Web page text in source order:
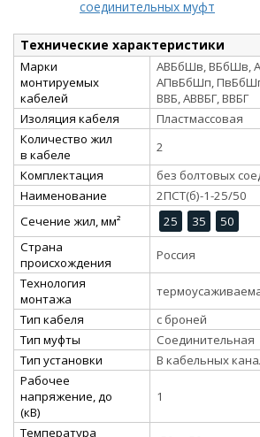
соединительных муфт
Технические характеристики
Марки
монтируемых
кабелей
АВБбШв, ВБбШв,
АПвБбШп,
ВВБ, АВВБГ, ВВБГ
Изоляция кабеля
Пластмассовая
Количество жил
в кабеле
2
Комплектация
без болтовых
Наименование
2ПСТ(б)-1-25/50
Сечение жил, мм²
25 35
50
Страна
происхождения
Россия
Технология
монтажа
Тип кабеля
с броней
Тип муфты
Соединительная
Тип установки
В кабельных
Рабочее
напряжение, до
(кВ)
1
Температура